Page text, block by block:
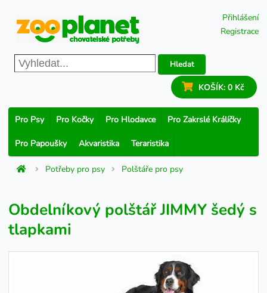
Přihlášení
Registrace
Hledat
KOŠÍK: 0 Kč
Pro Psy Pro Kočky Pro Hlodavce Pro Zakrslé Králíčky
Pro Papoušky Akvaristika Teraristika
Potřeby pro psy Polštáře pro psy
Obdelníkový polštář JIMMY šedý s
tlapkami